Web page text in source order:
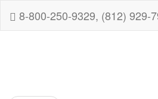
8-800-250-9329, (812) 929-